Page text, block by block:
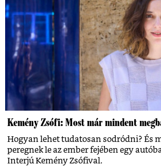
Kemény Zsófi: Most már mindent
Hogyan lehet tudatosan sodródni? És
peregnek le az ember fejében egy
Interjú Kemény Zsófival.